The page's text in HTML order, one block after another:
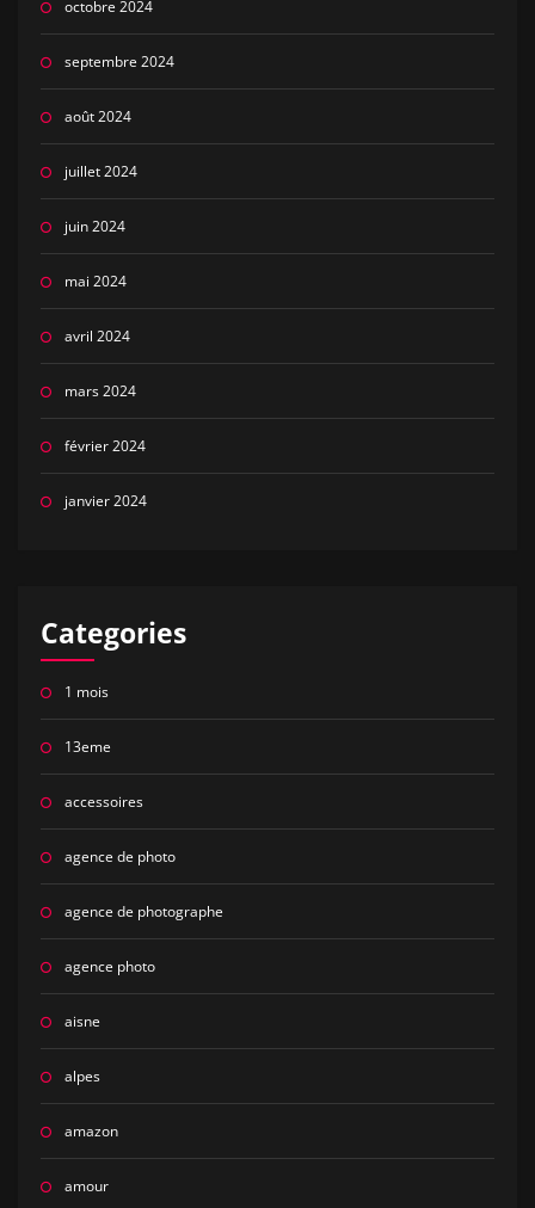
octobre 2024
septembre 2024
août 2024
juillet 2024
juin 2024
mai 2024
avril 2024
mars 2024
février 2024
janvier 2024
Categories
1 mois
13eme
accessoires
agence de photo
agence de photographe
agence photo
aisne
alpes
amazon
amour